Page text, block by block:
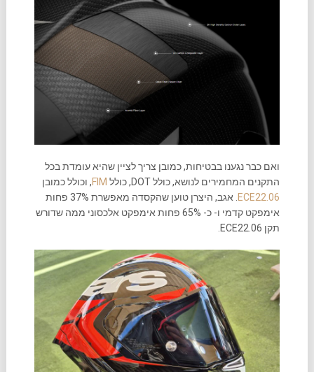
ואם כבר נגענו בבטיחות, כמובן צריך לציין שהיא עומדת בכל
התקנים המחמירים לנושא, כולל DOT, כולל
FIM, וכולל כמובן
ECE22.06
. אגב, היצרן טוען שהקסדה מאפשרת 37% פחות
אימפקט קדמי ו- כ- 65% פחות אימפקט אלכסוני ממה שדורש
תקן ECE22.06.